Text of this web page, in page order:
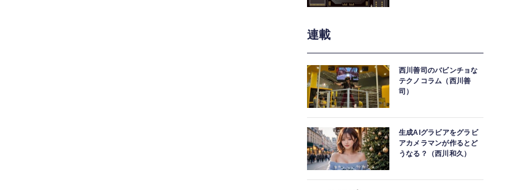
連載
西川善司のバビンチョな
テクノコラム（西川善
司）
生成AIグラビアをグラビ
アカメラマンが作るとど
うなる？（西川和久）